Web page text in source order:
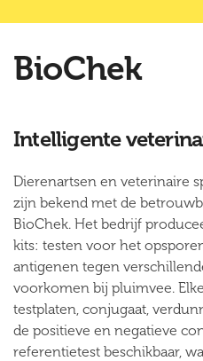
BioChek
Intelligente
Dierenartsen en veterinaire
zijn bekend met de
BioChek. Het bedrijf
kits: testen voor het
antigenen tegen
voorkomen bij pluimvee.
testplaten, conjugaat,
de positieve en negatieve
referentietest beschikbaar,